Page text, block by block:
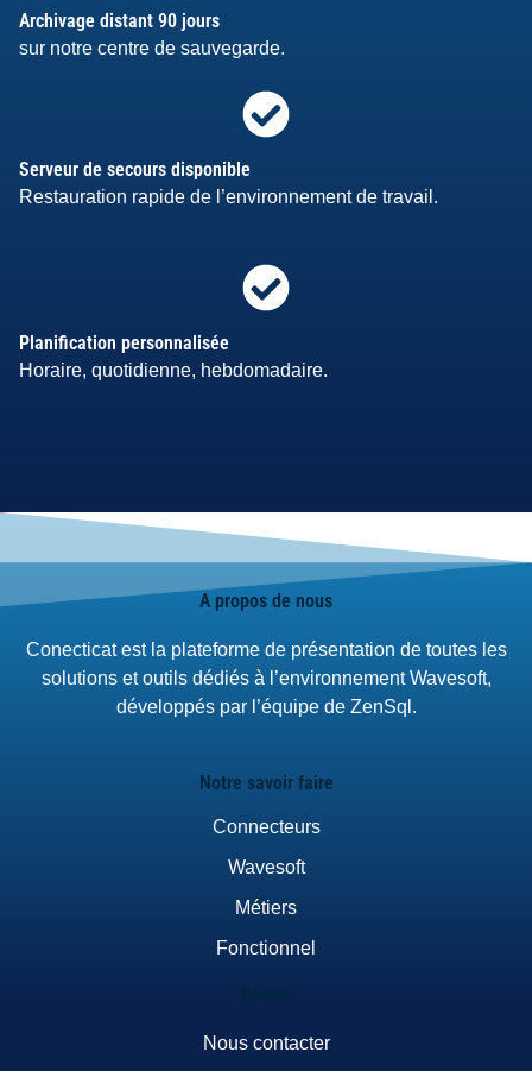
Archivage distant 90 jours
sur notre centre de sauvegarde.
Serveur de secours disponible
Restauration rapide de l’environnement de travail.
Planification personnalisée
Horaire, quotidienne, hebdomadaire.
A propos de nous
Conecticat est la plateforme de présentation de toutes les
solutions et outils dédiés à l’environnement Wavesoft,
développés par l’équipe de ZenSql.
Notre savoir faire
Connecteurs
Wavesoft
Métiers
Fonctionnel
Nous contacter